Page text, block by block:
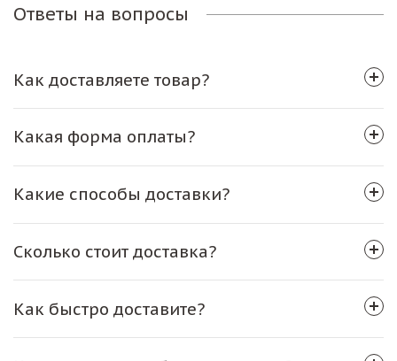
Ответы на вопросы
Как доставляете товар?
Какая форма оплаты?
Какие способы доставки?
Сколько стоит доставка?
Как быстро доставите?